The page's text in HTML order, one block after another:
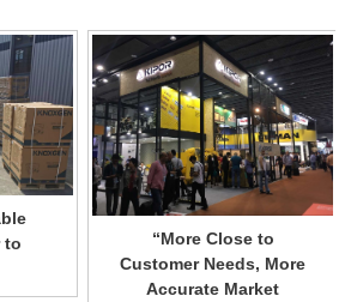
to
“More Close to
Customer Needs, More
Accurate Market